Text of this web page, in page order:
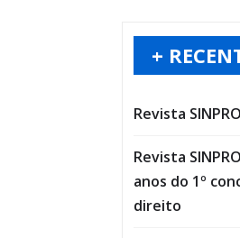
+
Revista
Revista
anos do 1º
direito